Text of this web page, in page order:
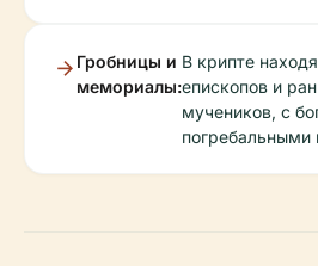
Гробницы и
мемориалы:
В крипте
епископов и
мучеников, с
погребальными